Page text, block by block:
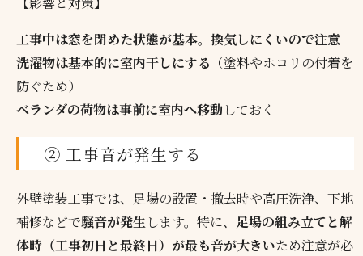
工事中は窓を閉めた状態が基本。換気しにくいので注意
洗濯物は基本的に室内干しにする （塗料やホコリの付着を
防ぐため）
ベランダの荷物は事前に室内へ移動しておく
② 工事音が発生する
外壁塗装工事では、足場の設置・撤去時や高圧洗浄、下地
補修などで騒音が発生 します。特に、 足場の組み立てと解
体時（工事初日と最終日）が最も音が大きいため注意が必